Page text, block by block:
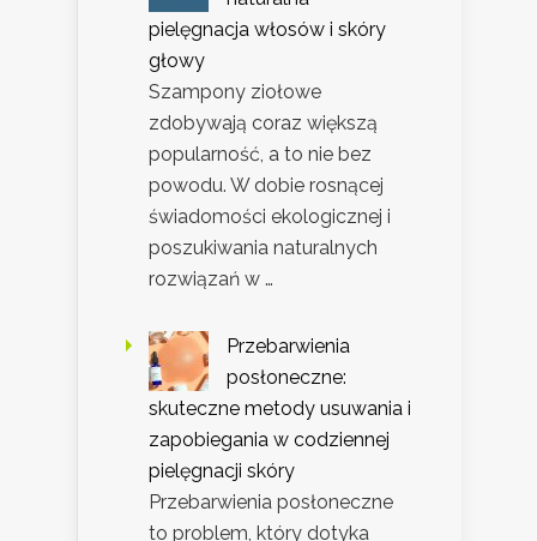
pielęgnacja włosów i skóry
głowy
Szampony ziołowe
zdobywają coraz większą
popularność, a to nie bez
powodu. W dobie rosnącej
świadomości ekologicznej i
poszukiwania naturalnych
rozwiązań w …
Przebarwienia
posłoneczne:
skuteczne metody usuwania i
zapobiegania w codziennej
pielęgnacji skóry
Przebarwienia posłoneczne
to problem, który dotyka